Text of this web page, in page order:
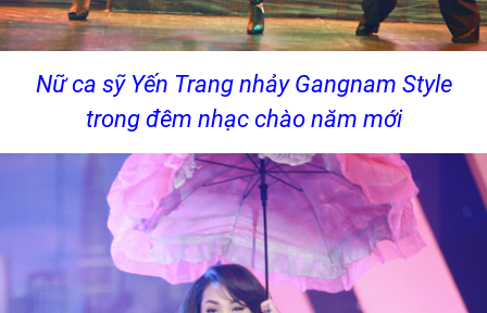
Nữ ca sỹ Yến Trang nhảy Gangnam Style
trong đêm nhạc chào năm mới